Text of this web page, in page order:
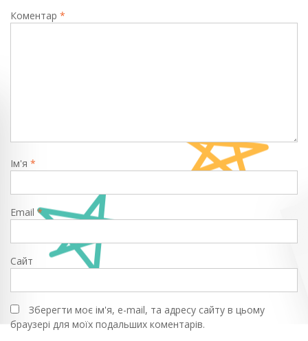
Коментар *
Ім'я *
Email *
Сайт
Зберегти моє ім'я, e-mail, та адресу сайту в цьому
браузері для моїх подальших коментарів.